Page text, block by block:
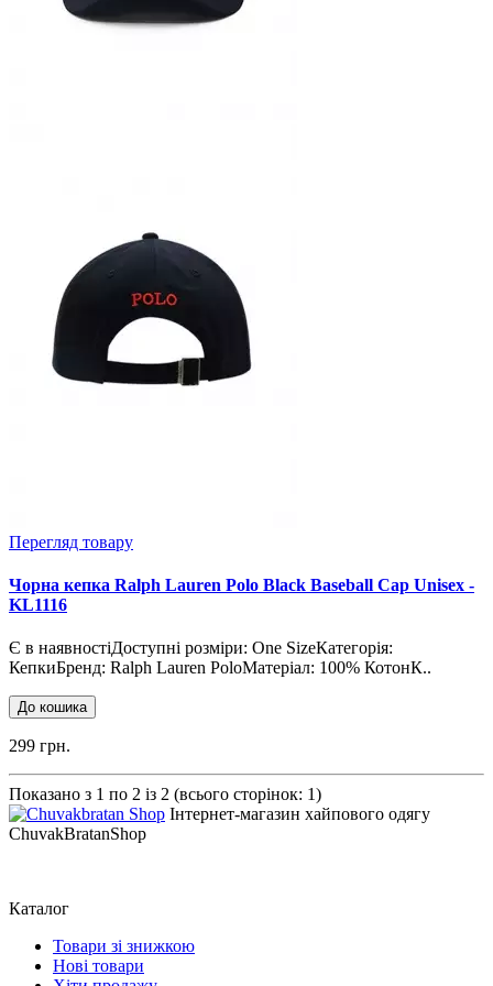
Перегляд товару
Чорна кепка Ralph Lauren Polo Black Baseball Cap Unisex -
KL1116
Є в наявностіДоступні розміри: One SizeКатегорія:
КепкиБренд: Ralph Lauren PoloМатеріал: 100% КотонК..
До кошика
299 грн.
Показано з 1 по 2 із 2 (всього сторінок: 1)
Інтернет-магазин хайпового одягу
ChuvakBratanShop
Каталог
Товари зі знижкою
Нові товари